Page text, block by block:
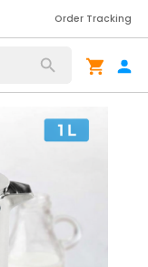
Order Tracking